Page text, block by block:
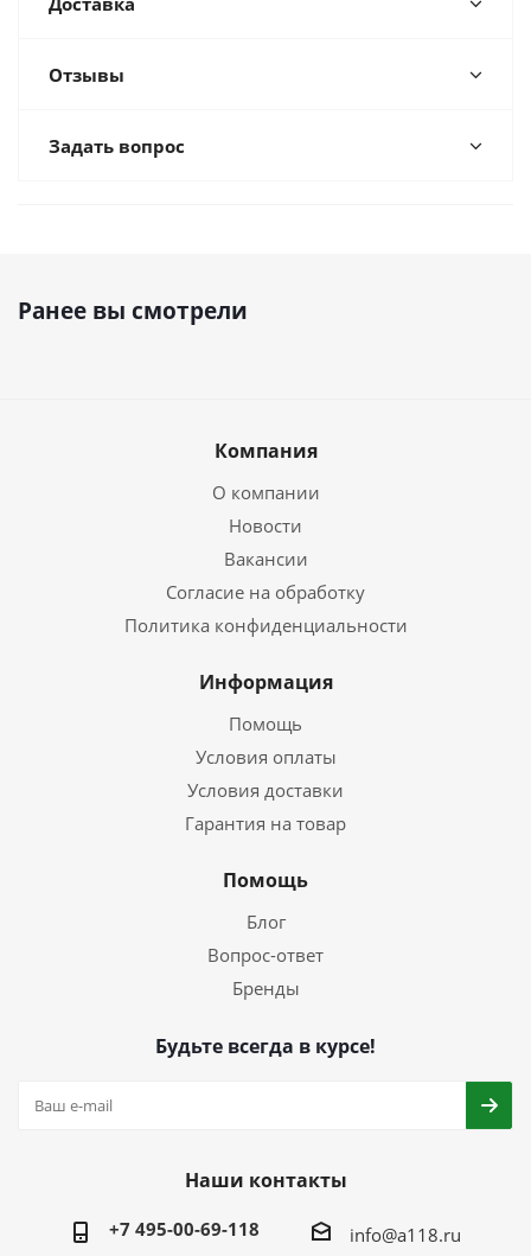
Отзывы
Задать вопрос
Ранее вы смотрели
Компания
О компании
Новости
Вакансии
Согласие на обработку
Политика конфиденциальности
Информация
Помощь
Условия оплаты
Условия доставки
Гарантия на товар
Помощь
Блог
Вопрос-ответ
Бренды
Будьте всегда в курсе!
Наши контакты
+7 495-00-69-118 info@a118.ru